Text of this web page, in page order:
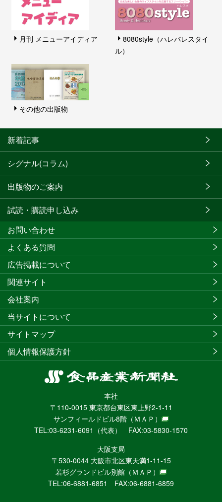
月刊 メニューアイディア
8080style（ハレバレスタイ
ル）
その他の出版物
新着記事
シグナル(コラム)
出版物のご案内
試読・購読申し込み
食
産
業
新
聞
社
ニ
ュ
ー
本社
〒110-0015 東京都台東区東上野2-1-11
サンフィールドビル8階 （ＭＡＰ）
TEL:03-6231-6091（代表） FAX:03-5830-1570
大阪支局
〒530-0044 大阪市北区東天満1-11-15
若杉グランドビル別館 （ＭＡＰ）
TEL:06-6881-6851 FAX:06-6881-6859
お問い合わせ
よくある質問
広告掲載について
関連サイト
会社案内
当サイトについて
サイトマップ
個人情報保護方針